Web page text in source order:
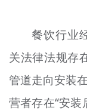
餐饮行业
关法律法规存
管道走向安装
营者存在“安装